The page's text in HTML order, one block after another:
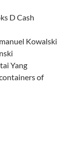
D Cash
Kowalski
Yang
of